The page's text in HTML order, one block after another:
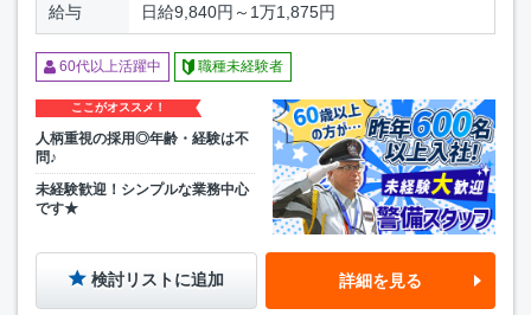
給与 日給9,840円～1万1,875円
60代以上活躍中 職種未経験者
ここがオススメ！
人柄重視の採用◎年齢・経験は不
問♪
未経験歓迎！シンプルな業務中心
です★
検討リストに追加 詳細を見る